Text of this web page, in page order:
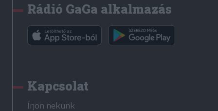
Rádió GaGa alkalmazás
Kapcsolat
Írjon nekünk